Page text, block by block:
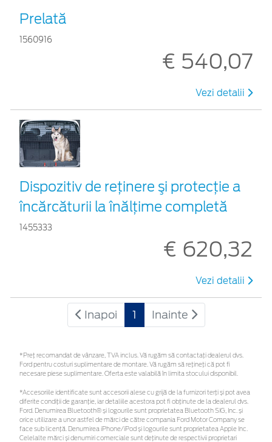
Prelată
1560916
€ 540,07
Vezi detalii
Dispozitiv de reţinere şi protecţie a
încărcăturii la înălţime completă
1455333
€ 620,32
Vezi detalii
Inapoi 1 Inainte
*Preţ recomandat de vânzare, TVA inclus. Vă rugăm să contactaţi dealerul dvs.
Ford pentru costuri suplimentare de montare. Vă rugăm să rețineți că pot fi
necesare piese suplimentare. Oferta este valabilă în limita stocului disponibil.
*Accesoriile identificate sunt accesorii alese cu grijă de la furnizori terți și pot avea
diferite condiții de garanție, iar detaliile acestora pot fi obținute de la dealerul dvs.
Ford. Denumirea Bluetooth® și logourile sunt proprietatea Bluetooth SIG, Inc. și
orice utilizare a unor astfel de mărci de către compania Ford Motor Company se
face sub licență. Denumirea iPhone/iPod și logourile sunt proprietatea Apple Inc.
Celelalte mărci și denumiri comerciale sunt deținute de respectivii proprietari